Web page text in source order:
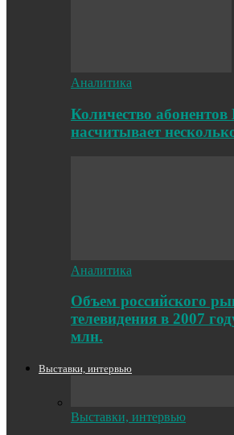
Аналитика
Количество
насчитывает
Аналитика
Объем российского
телевидения в 2007
млн.
Выставки, интервью
Выставки, интервью